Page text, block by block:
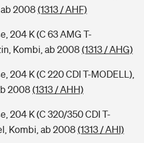
2008 (1313 / AHF)
204 K (C 63 AMG T-
Kombi, ab 2008 (1313 / AHG)
204 K (C 220 CDI T-MODELL),
2008 (1313 / AHH)
204 K (C 320/350 CDI T-
Kombi, ab 2008 (1313 / AHI)